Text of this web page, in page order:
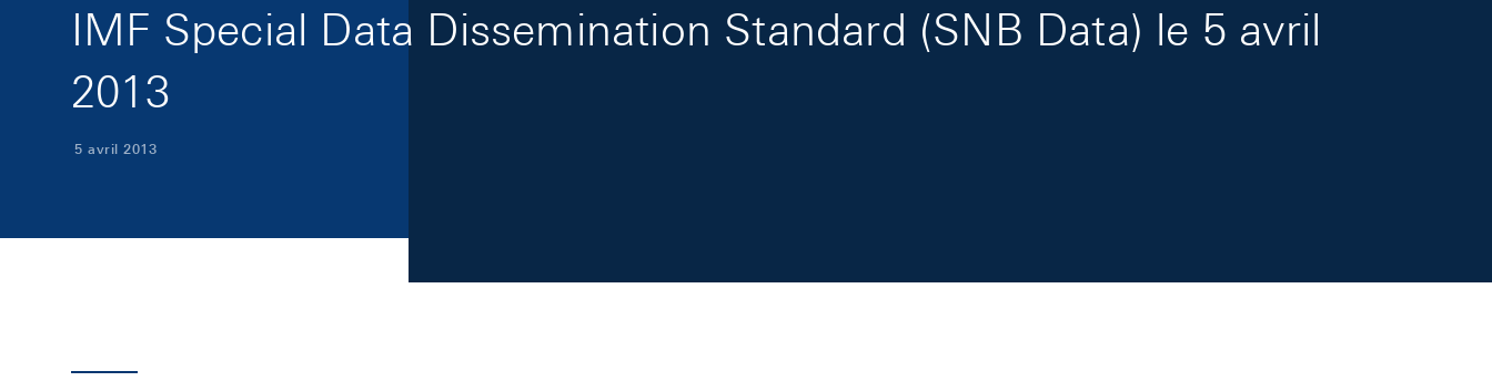
IMF Special Data Dissemination Standard (SNB Data) le 5 avril
2013
5 avril 2013